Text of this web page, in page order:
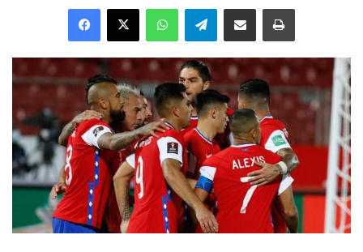
Facebook
X WhatsAppTelegramEnviar vía email Imprimir